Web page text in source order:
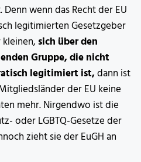
wenn das Recht der EU
legitimierten Gesetzgeber
sich über den
Gruppe, die nicht
legitimiert ist,dann ist
der EU keine
mehr. Nirgendwo ist die
oder LGBTQ-Gesetze der
zieht sie der EuGH an